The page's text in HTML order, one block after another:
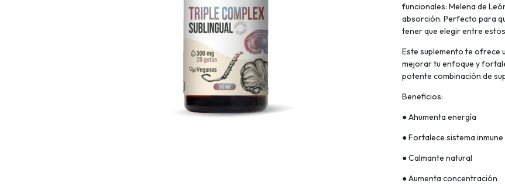
funcionales: Melena de
absorción. Perfecto para
tener que elegir entre
Este suplemento te ofrece
mejorar tu enfoque y
potente combinación de
Beneficios:
● Ahumenta energía
● Fortalece sistema inmune
● Calmante natural
● Aumenta concentración